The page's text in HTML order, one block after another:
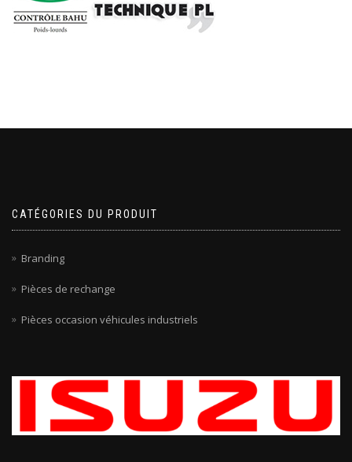
CATÉGORIES DU PRODUIT
Branding
Pièces de rechange
Pièces occasion véhicules industriels